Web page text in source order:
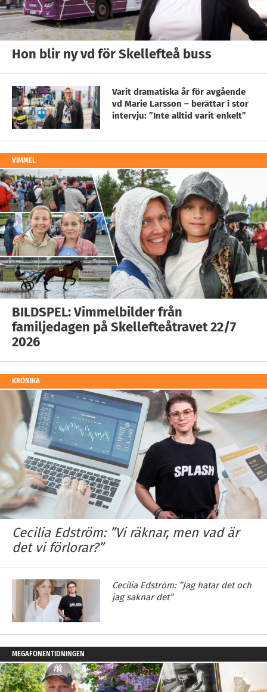
Hon blir ny vd för Skellefteå buss
Varit dramatiska år för avgående
vd Marie Larsson – berättar i stor
intervju: ”Inte alltid varit enkelt”
VIMMEL
BILDSPEL: Vimmelbilder från
familjedagen på Skellefteåtravet 22/7
2026
KRÖNIKA
Cecilia Edström: ”Vi räknar, men vad är
det vi förlorar?”
Cecilia Edström: ”Jag hatar det och
jag saknar det”
MEGAFONENTIDNINGEN